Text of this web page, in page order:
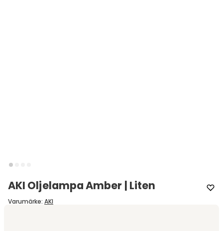
AKI Oljelampa Amber | Liten
Varumärke: AKI